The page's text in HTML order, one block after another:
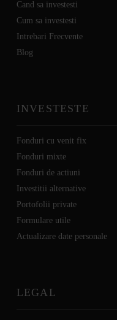
Cand sa investesti
Cum sa investesti
Intrebari Frecvente
Blog
INVESTESTE
Fonduri cu venit fix
Fonduri mixte
Fonduri de actiuni
Investitii alternative
Portofolii private
Formulare utile
Actualizare date personale
LEGAL